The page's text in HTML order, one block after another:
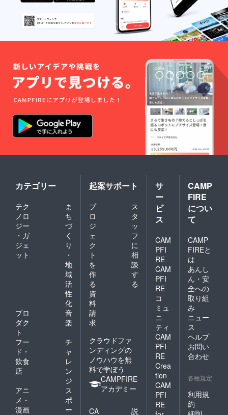
カテゴリー
テク
ノロ
ジー
・ガ
ジェ
ット
ま
ち
づ
く
り
・
地
域
活
性
化
プロ
ダク
ト
音
楽
フー
ド・
飲食
店
チ
ャ
レ
ン
ジ
アニ
メ・
漫画
ス
ポ
ー
起案サポート
プ
ロ
ジ
ェ
ク
ト
を
作
る
ス
タ
ッ
フ
に
相
談
す
る
資
料
請
求
クラウドファ
ンディングの
ノウハウを無
料で学ぼう
CAMPFIRE
アカデミー
CA
説
サ
ー
ビ
ス
CAM
PFI
RE
CAM
PFI
RE
コ
ミュ
ニ
ティ
CAM
PFI
RE
Crea
tion
CAM
PFI
RE
CAMP
FIRE
につい
て
CAMP
FIREと
は
あんし
ん・安
全への
取り組
み
ニュー
ス
ヘルプ
お問い
合わせ
各種規定
利用規
約